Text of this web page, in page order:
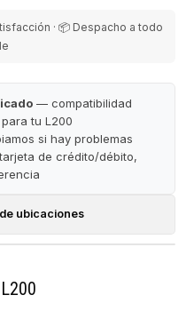
· 📦 Despacho a todo
— compatibilidad
tu L200
si hay problemas
de crédito/débito,
ubicaciones